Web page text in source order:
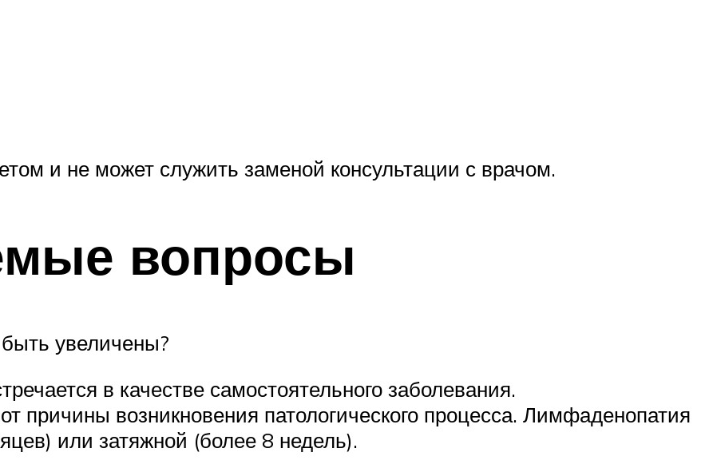
и не может служить заменой консультации с врачом.
вопросы
увеличены?
в качестве самостоятельного заболевания.
причины возникновения патологического процесса. Лимфаденопатия
или затяжной (более 8 недель).